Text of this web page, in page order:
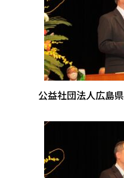
公益社団法人広島